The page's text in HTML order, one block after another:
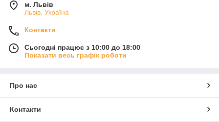
м. Львів
Львів, Україна
Контакти
Сьогодні працює з 10:00 до 18:00
Показати весь графік роботи
Про нас
Контакти